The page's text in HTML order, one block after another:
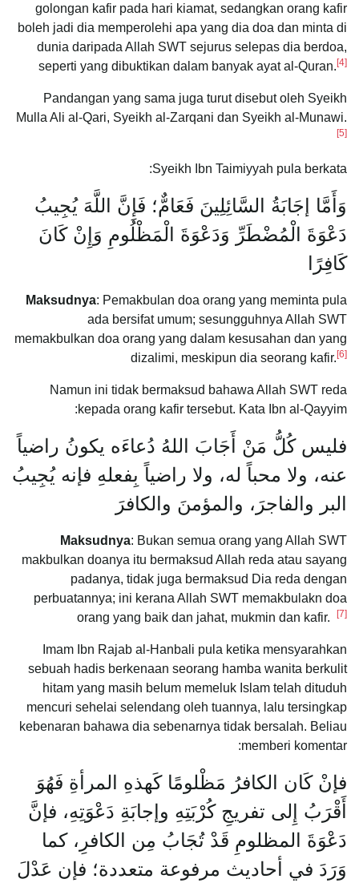
golongan kafir pada hari kiamat, sedangkan orang kafir
boleh jadi dia memperolehi apa yang dia doa dan minta di
dunia daripada Allah SWT sejurus selepas dia berdoa,
seperti yang dibuktikan dalam banyak ayat al-Quran.[4]
Pandangan yang sama juga turut disebut oleh Syeikh
Mulla Ali al-Qari, Syeikh al-Zarqani dan Syeikh al-Munawi.
[5]
Syeikh Ibn Taimiyyah pula berkata:
وَأَمَّا إجَابَةُ السَّائِلِينَ فَعَامٌّ؛ فَإِنَّ اللَّهَ يُجِيبُ
دَعْوَةَ الْمُضْطَرِّ وَدَعْوَةَ الْمَظْلُومِ وَإِنْ كَانَ
كَافِرًا
Maksudnya: Pemakbulan doa orang yang meminta pula
ada bersifat umum; sesungguhnya Allah SWT
memakbulkan doa orang yang dalam kesusahan dan yang
dizalimi, meskipun dia seorang kafir.[6]
Namun ini tidak bermaksud bahawa Allah SWT reda
kepada orang kafir tersebut. Kata Ibn al-Qayyim:
فليس كُلُّ مَنْ أَجَابَ اللهُ دُعاءَه يكونُ راضياً
عنه، ولا محباً له، ولا راضياً بِفعلهِ فإنه يُجِيبُ
البر والفاجرَ، والمؤمنَ والكافرَ
Maksudnya: Bukan semua orang yang Allah SWT
makbulkan doanya itu bermaksud Allah reda atau sayang
padanya, tidak juga bermaksud Dia reda dengan
perbuatannya; ini kerana Allah SWT memakbulakn doa
orang yang baik dan jahat, mukmin dan kafir.
[7]
Imam Ibn Rajab al-Hanbali pula ketika mensyarahkan
sebuah hadis berkenaan seorang hamba wanita berkulit
hitam yang masih belum memeluk Islam telah dituduh
mencuri sehelai selendang oleh tuannya, lalu tersingkap
kebenaran bahawa dia sebenarnya tidak bersalah. Beliau
memberi komentar:
فإنْ كَان الكافرُ مَظْلومًا كَهذهِ المرأةِ فَهُوَ
أَقْرَبُ إِلى تفريجِ كُرْبَتِهِ وإجابَةِ دَعْوَتِهِ، فإنَّ
دَعْوَةَ المظلومِ قَدْ تُجَابُ مِن الكافرِ، كما
وَرَدَ في أحاديث مرفوعة متعددة؛ فإن عَدْلَ